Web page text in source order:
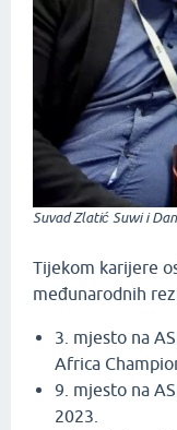
Suvad Zlatić Suwi i
Tijekom karijere
međunarodnih
3. mjesto na
Africa
9. mjesto na
2023.